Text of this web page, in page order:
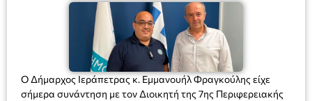
Ο Δήμαρχος Ιεράπετρας κ. Εμμανουήλ Φραγκούλης είχε
σήμερα συνάντηση με τον Διοικητή της 7ης Περιφερειακής